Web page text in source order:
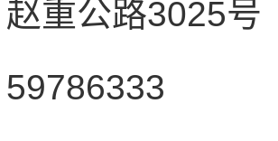
重公路3025号